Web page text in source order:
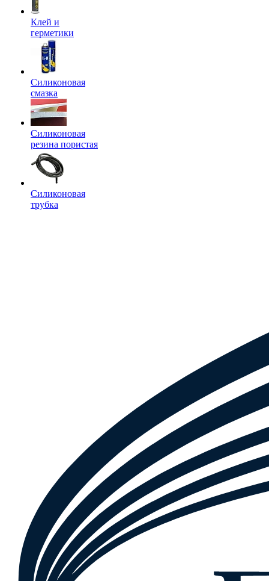
Клей и
герметики
Силиконовая
смазка
Силиконовая
резина пористая
Силиконовая
трубка